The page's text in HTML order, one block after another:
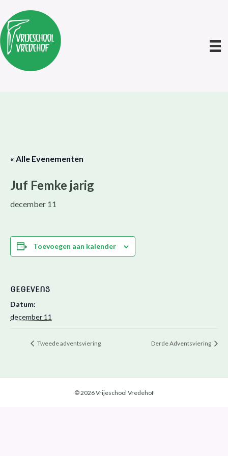
« Alle Evenementen
Juf Femke jarig
december 11
Toevoegen aan kalender
GEGEVENS
Datum:
december 11
Tweede adventsviering Derde Adventsviering
© 2026 Vrijeschool Vredehof